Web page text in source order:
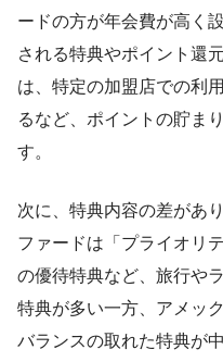
ードの方が年会費が高く
される特典やポイント還
は、特定の加盟店での利
るなど、ポイントの貯ま
す。
次に、特典内容の差があ
ファードは「プライオリ
の優待特典など、旅行や
特典が多い一方、アメッ
バランスの取れた特典が中